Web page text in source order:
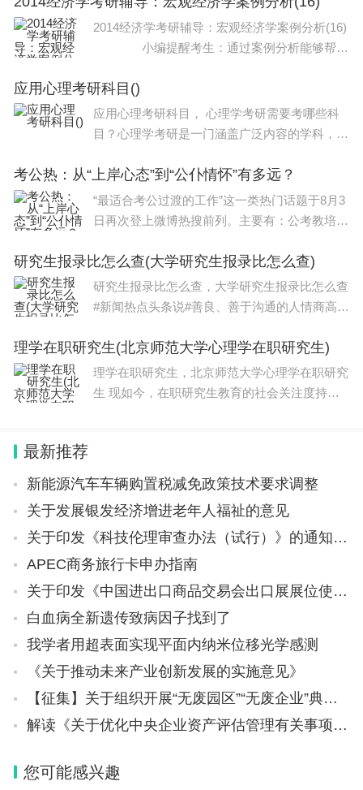
河北护理学单招院校排名邢台学院会计
2014经济学考研辅导：宏观经济学案例分析(16)
小编提醒考生：通过案例分析能够帮助
家在备考宏观经济学的相关知识，最好多看一些
现实案例，通过案例分析来巩固知识。下
应用心理考研科目()
应用心理考研科目， 心理学考研需要考哪些科
目？心理学考研是一门涵盖广泛内容的学科，考
总有学弟、学妹跟我咨询各方面的问题，比如心
理学考研需要考哪些科目。今天我就以一
考公热：从“上岸心态”到“公仆情怀”有多远？
“最适合考公过渡的工作”这一类热门话题于8月3
日再次登上微博热搜前列。主要有：公考教培机
管图书管理员等可独处岗位、用考研缓冲并保留
应届身份等。还有
研究生报录比怎么查(大学研究生报录比怎么查)
研究生报录比怎么查，大学研究生报录比怎么查
#新闻热点头条说#善良、善于沟通的人情商高，
学生还是在职业生涯中，高情商都可以给个人带
来巨大的帮助和好处。尤其是在学术
理学在职研究生(北京师范大学心理学在职研究生)
理学在职研究生，北京师范大学心理学在职研究
生 现如今，在职研究生教育的社会关注度持续
最新推荐
新能源汽车车辆购置税减免政策技术要求调整
关于发展银发经济增进老年人福祉的意见
关于印发《科技伦理审查办法（试行）》的通知（国科发监〔2023〕167号）
APEC商务旅行卡申办指南
关于印发《中国进出口商品交易会出口展展位使用管理规定》的通知（会字〔2023〕55号）
白血病全新遗传致病因子找到了
我学者用超表面实现平面内纳米位移光学感测
《关于推动未来产业创新发展的实施意见》
【征集】关于组织开展“无废园区”“无废企业”典型案例征集工作的通知（工信厅联节函〔2024〕16号）
解读《关于优化中央企业资产评估管理有关事项的通知》
您可能感兴趣